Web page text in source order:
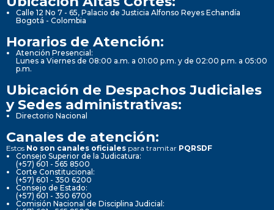
Calle 12 No 7 - 65, Palacio de Justicia Alfonso Reyes Echandía
Bogotá - Colombia
Horarios de Atención:
Atención Presencial:
Lunes a Viernes de 08:00 a.m. a 01:00 p.m. y de 02:00 p.m. a 05:00
p.m.
Ubicación de Despachos Judiciales
y Sedes administrativas:
Directorio Nacional
Canales de atención:
Estos No son canales oficiales para tramitar PQRSDF
Consejo Superior de la Judicatura:
(+57) 601 - 565 8500
Corte Constitucional:
(+57) 601 - 350 6200
Consejo de Estado:
(+57) 601 - 350 6700
Comisión Nacional de Disciplina Judicial: